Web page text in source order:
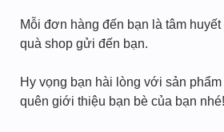
Mỗi đơn hàng đến bạn là tâm
quà shop gửi đến bạn.
Hy vọng bạn hài lòng với sản
quên giới thiệu bạn bè của bạn nhé!